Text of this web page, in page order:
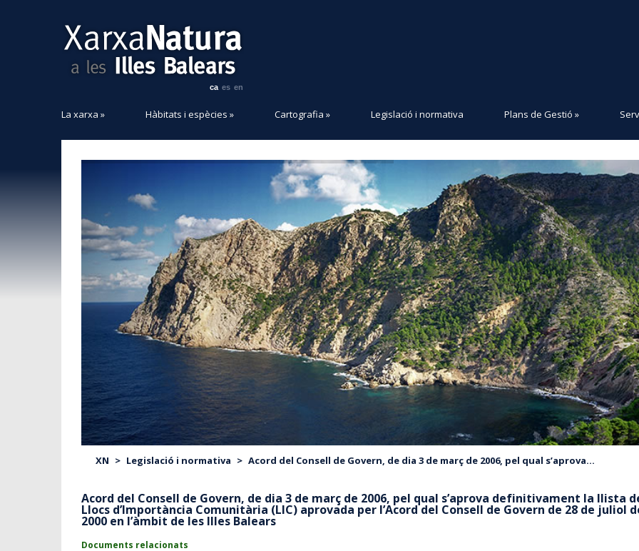
ca es en
La xarxa » Hàbitats i espècies » Cartografia » Legislació i normativa Plans de Gestió »
XN > Legislació i normativa > Acord del Consell de Govern, de dia 3 de març de 2006, pel qual s’aprova...
Acord del Consell de Govern, de dia 3 de març de 2006, pel qual s’aprova definitivament la llista
Llocs d’Importància Comunitària (LIC) aprovada per l’Acord del Consell de Govern de 28 de juliol
2000 en l’àmbit de les Illes Balears
Documents relacionats